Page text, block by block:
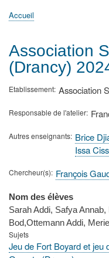
Accueil
ActualitésMATh.en.JEANS ?
Régions et Ateliers
Créer, gérer un
Sujets/Publications
Congrès
d'Ariane
Accueil
Association
(Drancy)
Etablissement Association
Responsable de l'atelier
Autres enseignants Brice
Issa
Chercheur(s) François
Nom des élèves
Sarah Addi, Safya
Bod,Ottemann Addi,
Sujets
Jeu de Fort Boyard et jeu